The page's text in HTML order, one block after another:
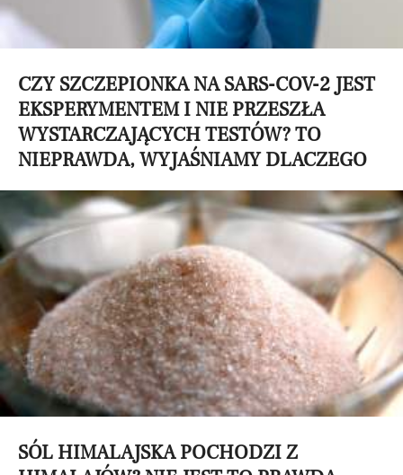
CZY SZCZEPIONKA NA SARS-COV-2 JEST
EKSPERYMENTEM I NIE PRZESZŁA
WYSTARCZAJĄCYCH TESTÓW? TO
NIEPRAWDA, WYJAŚNIAMY DLACZEGO
SÓL HIMALAJSKA POCHODZI Z